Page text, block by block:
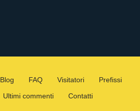
Blog FAQ Visitatori
Prefissi
Ultimi commenti Contatti